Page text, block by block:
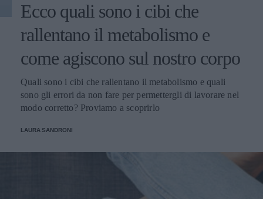
Ecco quali sono i cibi che
rallentano il metabolismo e
come agiscono sul nostro corpo
Quali sono i cibi che rallentano il metabolismo e quali
sono gli errori da non fare per permettergli di lavorare nel
modo corretto? Proviamo a scoprirlo
LAURA SANDRONI